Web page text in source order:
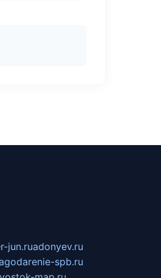
jun.ruadonyev.ru
spb.ru